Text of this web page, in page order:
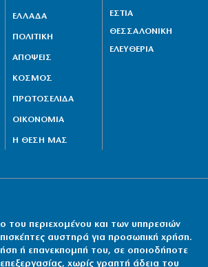
ΕΛΛΑΔΑ
ΠΟΛΙΤΙΚΗ
ΑΠΟΨΕΙΣ
ΚΟΣΜΟΣ
ΠΡΩΤΟΣΕΛΙΔΑ
ΟΙΚΟΝΟΜΙΑ
Η ΘΕΣΗ ΜΑΣ
ΕΣΤΙΑ
ΘΕΣΣΑΛΟΝΙΚΗ
ΕΛΕΥΘΕΡΙΑ
του περιεχομένου και των υπηρεσιών
αυστηρά για προσωπική χρήση.
ή επανεκπομπή του, σε οποιοδήποτε
χωρίς γραπτή άδεια του